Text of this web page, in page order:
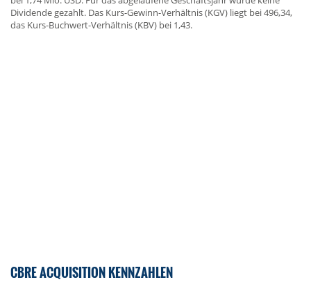
Dividende gezahlt. Das Kurs-Gewinn-Verhältnis (KGV) liegt bei 496,34,
das Kurs-Buchwert-Verhältnis (KBV) bei 1,43.
CBRE ACQUISITION KENNZAHLEN